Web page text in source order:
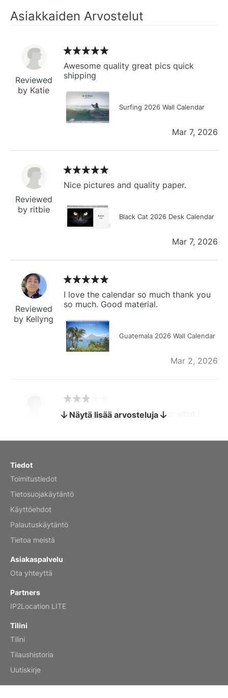
Asiakkaiden Arvostelut
Reviewed
by Katie
Awesome quality great pics quick
shipping
Surfing 2026 Wall Calendar
Mar 7, 2026
Reviewed
by ritbie
Nice pictures and quality paper.
Black Cat 2026 Desk Calendar
Mar 7, 2026
Reviewed
by Kellyng
I love the calendar so much thank you
so much. Good material.
Guatemala 2026 Wall Calendar
Mar 2, 2026
by charles
The calendar is too small for what I
bought it for
by Anne
Reviewed
by Kirsten
Fantasy 2026 Wall Calendar
Näytä lisää arvosteluja
Tiedot
Toimitustiedot
Tietosuojakäytäntö
Käyttöehdot
Palautuskäytäntö
Tietoa meistä
Asiakaspalvelu
Ota yhteyttä
Partners
IP2Location LITE
Tilini
Tilini
Tilaushistoria
Uutiskirje